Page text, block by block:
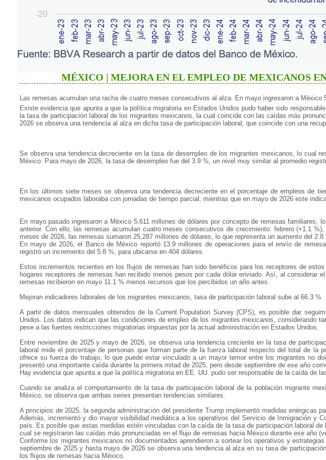
MÉXICO | MEJORA EN EL EMPLEO DE MEXICANOS
Las remesas acumulan una racha de cuatro meses consecutivos al alza. En mayo ingresaron a
Existe evidencia que apunta a que la política migratoria en Estados Unidos pudo haber sido
la tasa de participación laboral de los migrantes mexicanos, la cual coincide con las caídas más
2026 se observa una tendencia al alza en dicha tasa de participación laboral, que coincide con una
Se observa una tendencia decreciente en la tasa de desempleo de los migrantes mexicanos, lo cual
México. Para mayo de 2026, la tasa de desempleo fue del 3.9 %, un nivel muy similar al promedio
En los últimos siete meses se observa una tendencia decreciente en el porcentaje de empleos de
mexicanos ocupados laboraba con jornadas de tiempo parcial, mientras que en mayo de 2026 este
En mayo pasado ingresaron a México 5,611 millones de dólares por concepto de remesas
anterior. Con ello, las remesas acumulan cuatro meses consecutivos de crecimiento: febrero (+1.1
meses de 2026, las remesas sumaron 25,287 millones de dólares, lo que representa un aumento del
En mayo de 2026, el Banco de México reportó 13.9 millones de operaciones para el envío de
registró un incremento del 5.8 %, para ubicarse en 404 dólares.
Estos incrementos recientes en los flujos de remesas han sido benéficos para los receptores de
hogares receptores de remesas han recibido menos pesos por cada dólar enviado. Así, al
remesas recibieron en mayo 11.1 % menos recursos que los percibidos un año antes.
Mejoran indicadores laborales de los migrantes mexicanos, tasa de participación laboral sube al 66.3 %
A partir de datos mensuales obtenidos de la Current Population Survey (CPS), es posible dar
Unidos. Los datos indican que las condiciones de empleo de los migrantes mexicanos, considerando
pese a las fuertes restricciones migratorias impuestas por la actual administración en Estados Unidos.
Entre noviembre de 2025 y mayo de 2026, se observa una tendencia creciente en la tasa de
laboral mide el porcentaje de personas que forman parte de la fuerza laboral respecto del total de
ofrece su fuerza de trabajo, lo que puede estar vinculado a un mayor temor entre los migrantes no
presentó una importante caída durante la primera mitad de 2025, pero desde septiembre de ese año
Hay evidencia que apunta a que la política migratoria en EE. UU. pudo ser responsable de la caída de
Cuando se analiza el comportamiento de la tasa de participación laboral de la población migrante
México, se observa que ambas series presentan tendencias similares.
A principios de 2025, la segunda administración del presidente Trump implementó medidas
Además, incrementó y dio mayor visibilidad mediática a los operativos del Servicio de Inmigración y
país. Es posible que estas medidas estén vinculadas con la caída de la tasa de participación laboral
cual se registraron las caídas más pronunciadas en el flujo de remesas hacia México durante ese año
Conforme los migrantes mexicanos no documentados aprendieron a sortear los operativos y
septiembre de 2025 y hasta mayo de 2026 se observa una tendencia al alza en su tasa de
los flujos de remesas hacia México.